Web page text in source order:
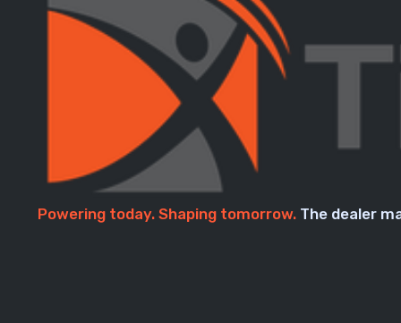
Powering today. Shaping tomorrow. The dealer